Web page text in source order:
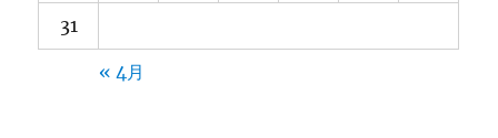
31
« 4月